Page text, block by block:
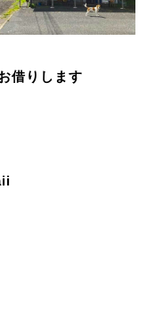
借りします